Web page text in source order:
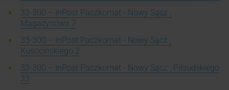
33-300 – InPost Paczkomat - Nowy Sącz ,
Magazynowa 7
33-300 – InPost Paczkomat - Nowy Sącz ,
Kusocińskiego 2
33-300 – InPost Paczkomat - Nowy Sącz , Piłsudskiego
23